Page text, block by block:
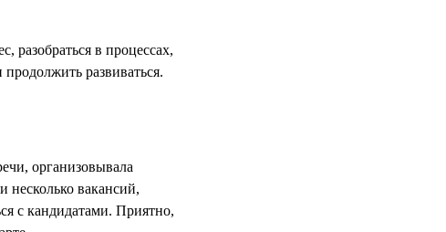
разобраться в процессах,
развиваться.
организовывала
несколько вакансий,
с кандидатами. Приятно,